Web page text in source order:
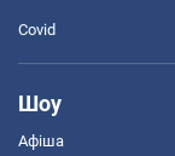
Covid
Шоу
Афіша